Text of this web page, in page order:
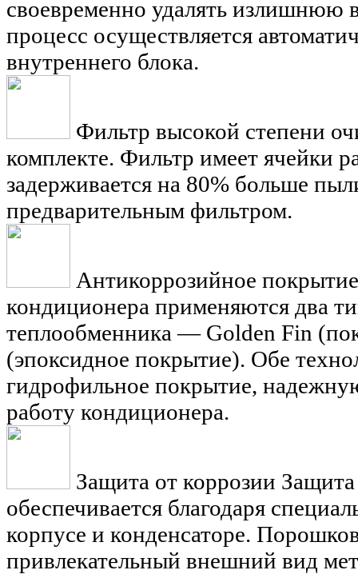
своевременно удалять излишнюю
процесс осуществляется
внутреннего блока.
Фильтр высокой степени
комплекте. Фильтр имеет ячейки
задерживается на 80% больше
предварительным фильтром.
Антикоррозийное
кондиционера применяются два
теплообменника — Golden Fin
(эпоксидное покрытие). Обе
гидрофильное покрытие,
работу кондиционера.
Защита от коррозии
обеспечивается благодаря
корпусе и конденсаторе.
привлекательный внешний вид